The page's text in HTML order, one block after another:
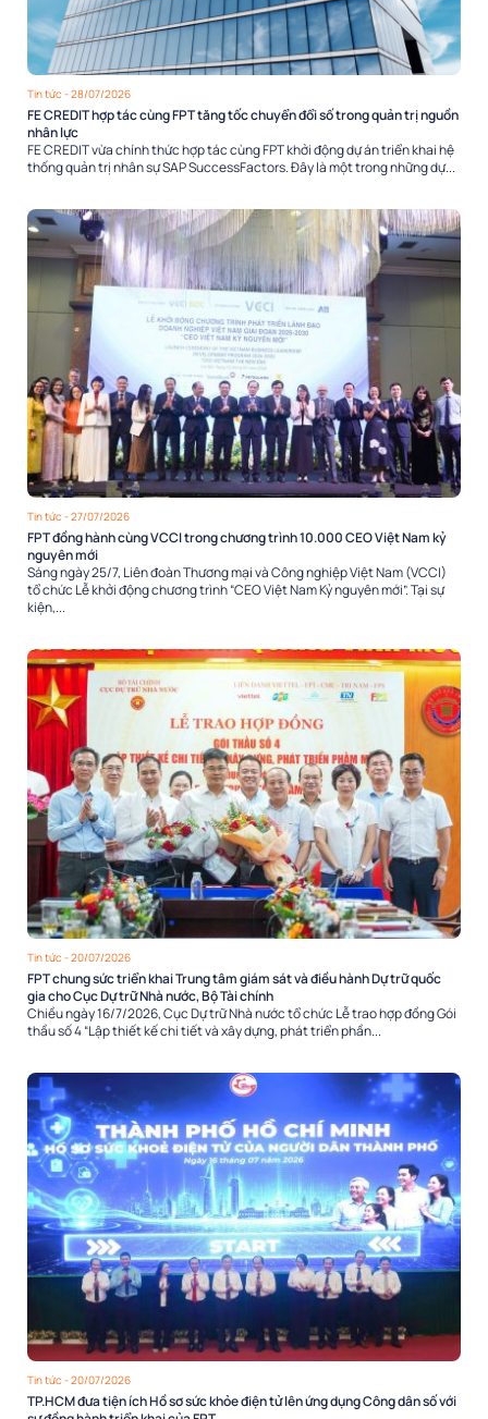
Tin tức - 28/07/2026
FE CREDIT hợp tác cùng FPT tăng tốc chuyển đổi số trong quản trị nguồn
nhân lực
FE CREDIT vừa chính thức hợp tác cùng FPT khởi động dự án triển khai hệ
thống quản trị nhân sự SAP SuccessFactors. Đây là một trong những dự...
Tin tức - 27/07/2026
FPT đồng hành cùng VCCI trong chương trình 10.000 CEO Việt Nam kỷ
nguyên mới
Sáng ngày 25/7, Liên đoàn Thương mại và Công nghiệp Việt Nam (VCCI)
tổ chức Lễ khởi động chương trình “CEO Việt Nam Kỷ nguyên mới”. Tại sự
kiện,...
Tin tức - 20/07/2026
FPT chung sức triển khai Trung tâm giám sát và điều hành Dự trữ quốc
gia cho Cục Dự trữ Nhà nước, Bộ Tài chính
Chiều ngày 16/7/2026, Cục Dự trữ Nhà nước tổ chức Lễ trao hợp đồng Gói
thầu số 4 “Lập thiết kế chi tiết và xây dựng, phát triển phần...
Tin tức - 20/07/2026
TP.HCM đưa tiện ích Hồ sơ sức khỏe điện tử lên ứng dụng Công dân số với